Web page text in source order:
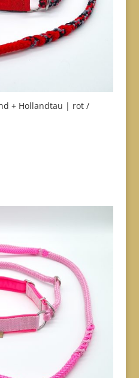
+ Hollandtau | rot /